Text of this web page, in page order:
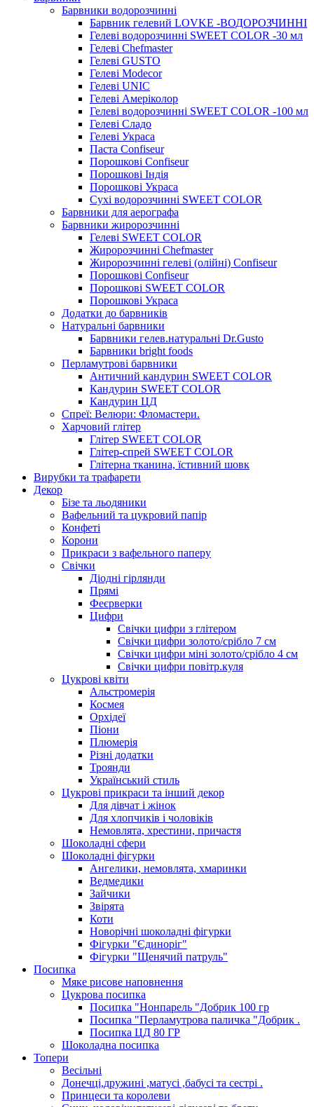
Барвники водорозчинні
Барвник гелевий LOVKE -ВОДОРОЗЧИННІ
Гелеві водорозчинні SWEET COLOR -30 мл
Гелеві Chefmaster
Гелеві GUSTO
Гелеві Modecor
Гелеві UNIC
Гелеві Амеріколор
Гелеві водорозчинні SWEET COLOR -100 мл
Гелеві Сладо
Гелеві Украса
Паста Confiseur
Порошкові Confiseur
Порошкові Індія
Порошкові Украса
Сухі водорозчинні SWEET COLOR
Барвники для аерографа
Барвники жиророзчинні
Гелеві SWEET COLOR
Жиророзчинні Chefmaster
Жиророзчинні гелеві (олійні) Confiseur
Порошкові Confiseur
Порошкові SWEET COLOR
Порошкові Украса
Додатки до барвників
Натуральні барвники
Барвники гелев.натуральні Dr.Gusto
Барвники bright foods
Перламутрові барвники
Античний кандурин SWEET COLOR
Кандурин SWEET COLOR
Кандурин ЦД
Спреї: Велюри: Фломастери.
Харчовий глітер
Глітер SWEET COLOR
Глітер-спрей SWEET COLOR
Глітерна тканина, їстивний шовк
Вирубки та трафарети
Декор
Бізе та льодяники
Вафельний та цукровий папір
Конфеті
Корони
Прикраси з вафельного паперу
Свічки
Діодні гірлянди
Прямі
Феєрверки
Цифри
Свічки цифри з глітером
Свічки цифри золото/срібло 7 см
Свічки цифри міні золото/срібло 4 см
Свічки цифри повітр.куля
Цукрові квіти
Альстромерія
Космея
Орхідеї
Піони
Плюмерія
Різні додатки
Троянди
Український стиль
Цукрові прикраси та інший декор
Для дівчат і жінок
Для хлопчиків і чоловіків
Немовлята, хрестини, причастя
Шоколадні сфери
Шоколадні фігурки
Ангелики, немовлята, хмаринки
Ведмедики
Зайчики
Звірята
Коти
Новорічні шоколадні фігурки
Фігурки "Єдиноріг"
Фігурки "Щенячий патруль"
Посипка
Мяке рисове наповнення
Цукрова посипка
Посипка "Нонпарель "Добрик 100 гр
Посипка "Перламутрова паличка "Добрик .
Посипка ЦД 80 ГР
Шоколадна посипка
Топери
Весільні
Донечці,дружині ,матусі ,бабусі та сестрі .
Принцеси та королеви